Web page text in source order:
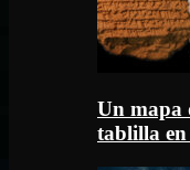
Un mapa
tablilla